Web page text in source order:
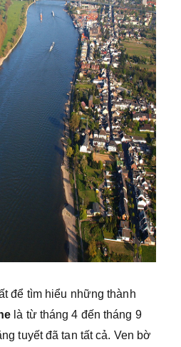
để tìm hiểu những thành
là từ tháng 4 đến tháng 9
tuyết đã tan tất cả. Ven bờ